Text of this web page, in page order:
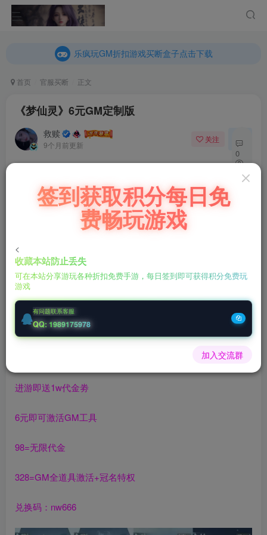
乐疯玩GM折扣游戏买断盒子点击下载
乐疯玩GM折扣游戏买断盒子点击下载
首页 官服买断 正文
《梦仙灵》6元GM定制版
救赎
9个月前更新
关注 私信
0
67
《梦仙灵》6元GM定制版
此内容为免费资源，请登录后查看
登录查看
后台激活码联系客服购买
《梦仙灵》6元GM定制版
进游即送1w代金劵
6元即可激活GM工具
98=无限代金
328=GM全道具激活+冠名特权
兑换码：nw666
签到获取积分每日免
费畅玩游戏
<
收藏本站防止丢失
可在本站分享游玩各种折扣免费手游，每日签到即可获得积分免费玩
游戏
有问题联系客服
QQ: 1989175978
加入交流群